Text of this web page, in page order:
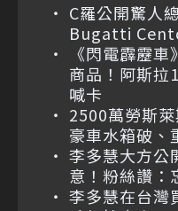
C羅公開驚人
Bugatti
《閃電霹靂
商品！阿斯拉
喊卡
2500萬勞斯萊
豪車水箱破、
李多慧大方公
意！粉絲讚：
李多慧在台灣